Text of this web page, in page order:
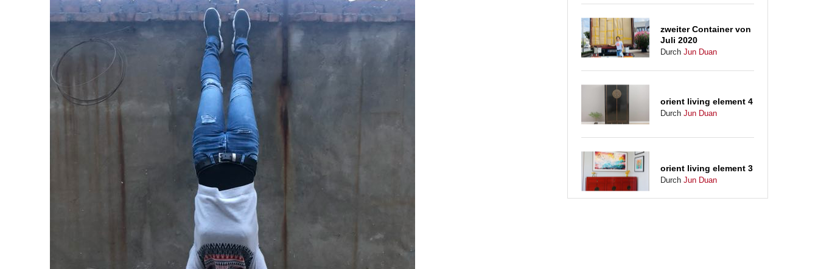
zweiter Container von
Juli 2020
Durch Jun Duan
orient living element 4
Durch Jun Duan
orient living element 3
Durch Jun Duan